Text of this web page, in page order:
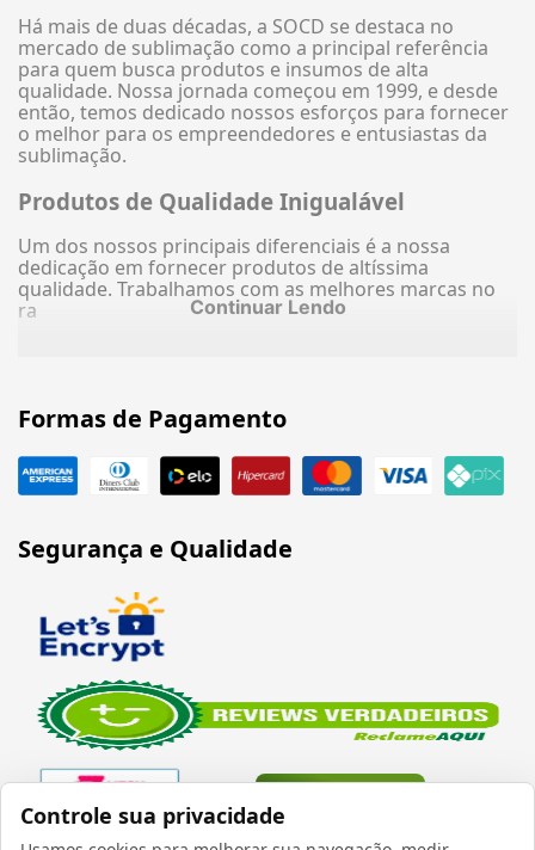
Controle sua privacidade
Há mais de duas décadas, a SOCD se destaca no
mercado de sublimação como a principal referência
para quem busca produtos e insumos de alta
qualidade. Nossa jornada começou em 1999, e desde
então, temos dedicado nossos esforços para fornecer
o melhor para os empreendedores e entusiastas da
sublimação.
Produtos de Qualidade Inigualável
Um dos nossos principais diferenciais é a nossa
dedicação em fornecer produtos de altíssima
qualidade. Trabalhamos com as melhores marcas no
ra
Continuar Lendo
Formas de Pagamento
Segurança e Qualidade